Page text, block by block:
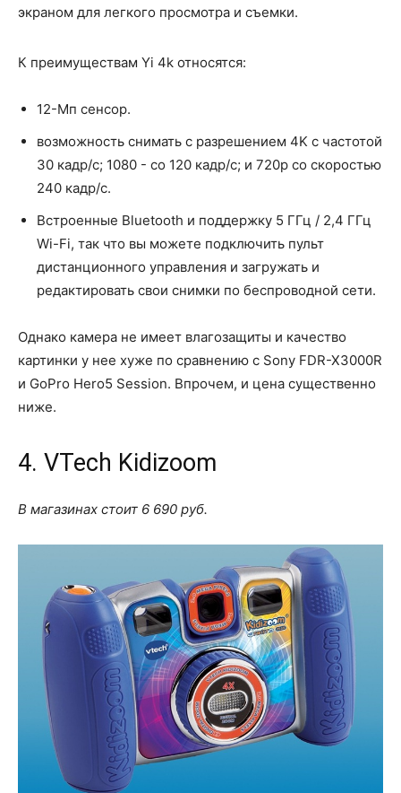
экраном для легкого просмотра и съемки.
К преимуществам Yi 4k относятся:
12-Мп сенсор.
возможность снимать с разрешением 4K с частотой
30 кадр/с; 1080 - со 120 кадр/с; и 720p со скоростью
240 кадр/с.
Встроенные Bluetooth и поддержку 5 ГГц / 2,4 ГГц
Wi-Fi, так что вы можете подключить пульт
дистанционного управления и загружать и
редактировать свои снимки по беспроводной сети.
Однако камера не имеет влагозащиты и качество
картинки у нее хуже по сравнению с Sony FDR-X3000R
и GoPro Hero5 Session. Впрочем, и цена существенно
ниже.
4. VTech Kidizoom
В магазинах стоит 6 690 руб.